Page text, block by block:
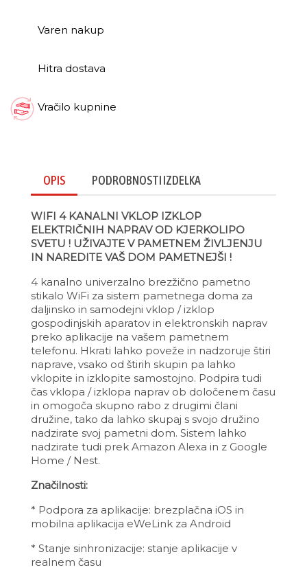
Varen nakup
Hitra dostava
Vračilo kupnine
OPIS PODROBNOSTI IZDELKA
WIFI 4 KANALNI VKLOP IZKLOP
ELEKTRIČNIH NAPRAV OD KJERKOLIPO
SVETU ! UŽIVAJTE V PAMETNEM ŽIVLJENJU
IN NAREDITE VAŠ DOM PAMETNEJŠI !
4 kanalno univerzalno brezžično pametno
stikalo WiFi za sistem pametnega doma za
daljinsko in samodejni vklop / izklop
gospodinjskih aparatov in elektronskih naprav
preko aplikacije na vašem pametnem
telefonu. Hkrati lahko poveže in nadzoruje štiri
naprave, vsako od štirih skupin pa lahko
vklopite in izklopite samostojno. Podpira tudi
čas vklopa / izklopa naprav ob določenem času
in omogoča skupno rabo z drugimi člani
družine, tako da lahko skupaj s svojo družino
nadzirate svoj pametni dom. Sistem lahko
nadzirate tudi prek Amazon Alexa in z Google
Home / Nest.
Značilnosti:
* Podpora za aplikacije: brezplačna iOS in
mobilna aplikacija eWeLink za Android
* Stanje sinhronizacije: stanje aplikacije v
realnem času